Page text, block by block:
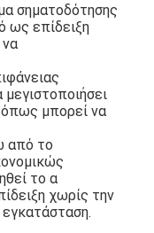
σηματοδότησης
ως επίδειξη
όπως μπορεί να
από το
το α
χωρίς την
εγκατάσταση.